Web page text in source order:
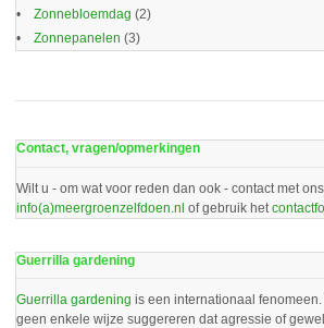
Zonnebloemdag (2)
Zonnepanelen (3)
Contact, vragen/opmerkingen
Wilt u - om wat voor reden dan ook - contact met
info(a)meergroenzelfdoen.nl of gebruik het
Guerrilla gardening
Guerrilla gardening is een internationaal
geen enkele wijze suggereren dat agressie of